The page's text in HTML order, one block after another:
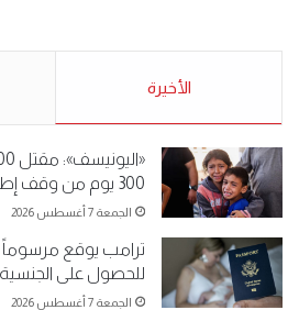
5-2019.
نبيع
الأخيرة
300 يوم من وقف إطلاق النار
الجمعة 7 أغسطس 2026
ترامب يوقع مرسوماً
للحصول على الجنسية
الجمعة 7 أغسطس 2026